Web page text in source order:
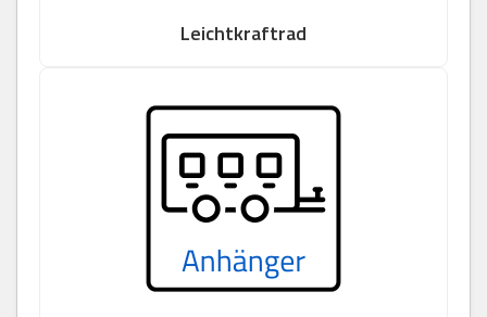
Leichtkraftrad